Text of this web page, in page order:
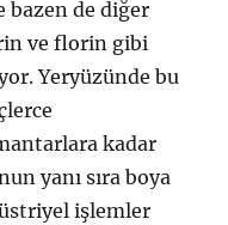
bazen de diğer
ve florin gibi
Yeryüzünde bu
kadar
yanı sıra boya
işlemler